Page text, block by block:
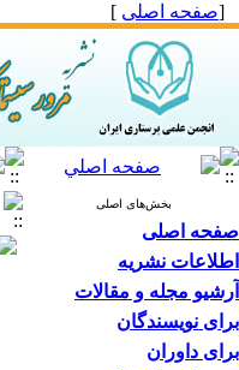
[صفحه اصلی ]
بخش‌های اصلی
صفحه اصلی
اطلاعات نشریه
آرشیو مجله و مقالات
برای نویسندگان
برای داوران